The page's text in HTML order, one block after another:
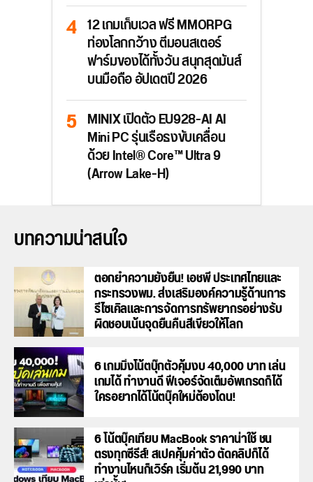
12 เกมเก็บเวล ฟรี MMORPG
ท่องโลกกว้าง ตีมอนสเตอร์
ฟาร์มของได้ทั้งวัน สนุกสุดมันส์
บนมือถือ อัปเดตปี 2026
MINIX เปิดตัว EU928-AI AI
Mini PC รุ่นเรือธงขับเคลื่อน
ด้วย Intel® Core™ Ultra 9
(Arrow Lake-H)
บทความน่าสนใจ
ตอกย้ำความยั่งยืน! เอชพี ประเทศไทยและ
กระทรวงพม. ส่งเสริมองค์ความรู้ด้านการ
รีไซเคิลและการจัดการทรัพยากรอย่างรับ
ผิดชอบเน้นจุดยืนคืนสีเขียวให้โลก
6 เกมมิ่งโน้ตบุ๊กตัวคุ้มงบ 40,000 บาท เล่น
เกมได้ ทำงานดี ฟีเจอร์จัดเต็มอัพเกรดก็ได้
ใครอยากได้โน้ตบุ๊คใหม่ต้องโดน!
6 โน้ตบุ๊คเทียบ MacBook ราคาน่าใช้ ชน
ตรงทุกซีรีส์! สเปคคุ้มค่าตัว ตัดคลิปก็ได้
ทำงานไหนก็เวิร์ค เริ่มต้น 21,990 บาท